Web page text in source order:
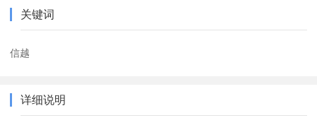
关键词
信越
详细说明